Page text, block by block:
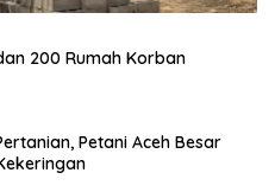
200 Rumah Korban
Petani Aceh Besar